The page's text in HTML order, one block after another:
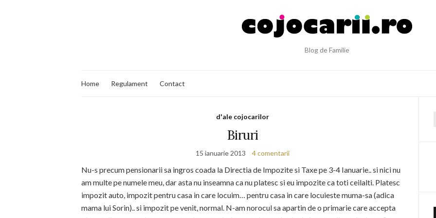
Blog de Familie
Home Regulament Contact
d'ale cojocarilor
Biruri
15 ianuarie 2013 4 comentarii
Nu-s precum pensionarii sa ingros coada la Directia de Impozite si Taxe pe 3-4 Ianuarie.. si nici nu
am multe pe numele meu, dar asta nu inseamna ca nu platesc si eu impozite ca toti ceilalti. Platesc
impozit auto, impozit pentru casa in care locuim… pentru casa in care locuieste muma-sa (adica
mama lui Sorin).. si impozit pe venit, normal. N-am norocul sa apartin de o primarie care accepta